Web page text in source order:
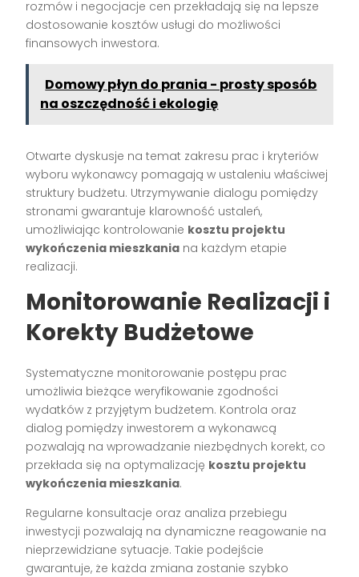
rozmów i negocjacje cen przekładają się na lepsze
dostosowanie kosztów usługi do możliwości
finansowych inwestora.
Domowy płyn do prania - prosty sposób
na oszczędność i ekologię
Otwarte dyskusje na temat zakresu prac i kryteriów
wyboru wykonawcy pomagają w ustaleniu właściwej
struktury budżetu. Utrzymywanie dialogu pomiędzy
stronami gwarantuje klarowność ustaleń,
umożliwiając kontrolowanie kosztu projektu
wykończenia mieszkania na każdym etapie
realizacji.
Monitorowanie Realizacji i
Korekty Budżetowe
Systematyczne monitorowanie postępu prac
umożliwia bieżące weryfikowanie zgodności
wydatków z przyjętym budżetem. Kontrola oraz
dialog pomiędzy inwestorem a wykonawcą
pozwalają na wprowadzanie niezbędnych korekt, co
przekłada się na optymalizację kosztu projektu
wykończenia mieszkania.
Regularne konsultacje oraz analiza przebiegu
inwestycji pozwalają na dynamiczne reagowanie na
nieprzewidziane sytuacje. Takie podejście
gwarantuje, że każda zmiana zostanie szybko